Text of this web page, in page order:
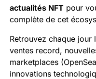
actualités NFT pour
complète de cet
Retrouvez chaque jour
ventes record,
marketplaces
innovations